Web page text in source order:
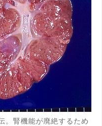
。腎機能が廃絶するため